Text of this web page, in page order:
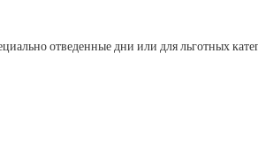
отведенные дни или для льготных